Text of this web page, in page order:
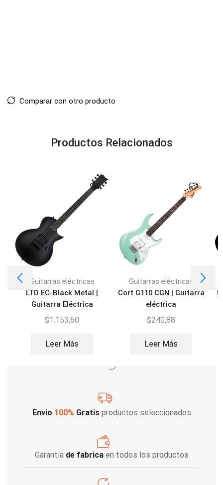
Comparar con otro producto
Productos Relacionados
Guitarras eléctricas
LTD EC-Black Metal |
Guitarra Eléctrica
$1.153,60
Leer Más
Guitarras eléctricas
Cort G110 CGN | Guitarra
eléctrica
$240,88
Leer Más
Envio 100% Gratis productos seleccionados
Garantía de fabricaen todos los productos